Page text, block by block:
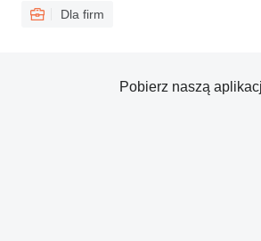
Dla firm
Pobierz naszą